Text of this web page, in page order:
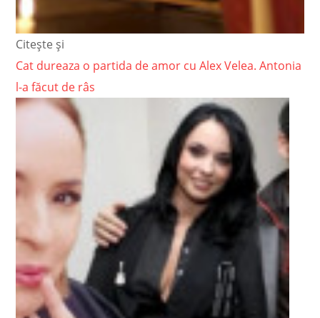
Citește și
Cat dureaza o partida de amor cu Alex Velea. Antonia
l-a făcut de râs